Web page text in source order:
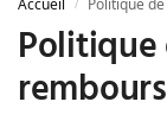
Accueil / Politique